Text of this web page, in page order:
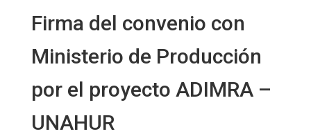
Firma del convenio con
Ministerio de Producción
por el proyecto ADIMRA –
UNAHUR